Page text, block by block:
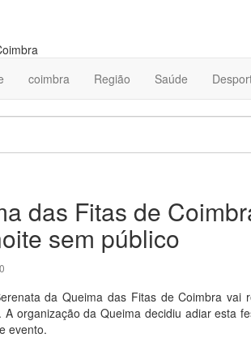
coimbra Região Saúde
das Fitas de
sem público
da Queima das Fitas de Coimbra
A organização da Queima decidiu adiar esta
evento.